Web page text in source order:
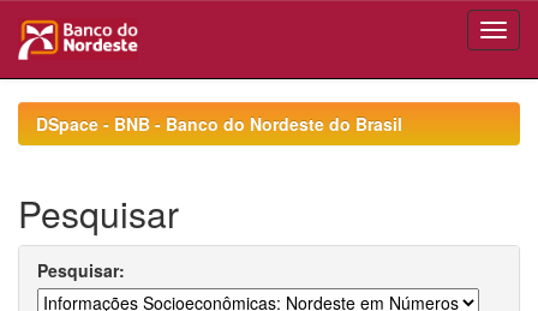
navigationDSpace - BNB - Banco do Nordeste do Brasil
Pesquisar
Pesquisar: